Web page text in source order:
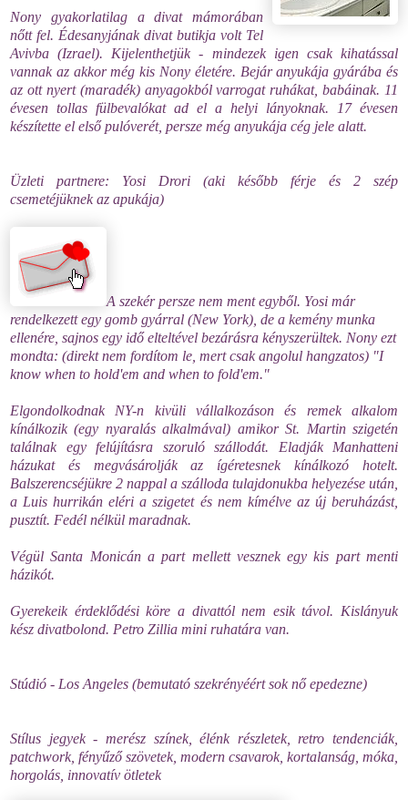
Nony gyakorlatilag a divat mámorában
nőtt fel. Édesanyjának divat butikja volt Tel
Avivba (Izrael). Kijelenthetjük - mindezek igen csak kihatással
vannak az akkor még kis Nony életére. Bejár anyukája gyárába és
az ott nyert (maradék) anyagokból varrogat ruhákat, babáinak. 11
évesen tollas fülbevalókat ad el a helyi lányoknak. 17 évesen
készítette el első pulóverét, persze még anyukája cég jele alatt.
Üzleti partnere: Yosi Drori (aki később férje és 2 szép
csemetéjüknek az apukája)
A szekér persze nem ment egyből. Yosi már
rendelkezett egy gomb gyárral (New York), de a kemény munka
ellenére, sajnos egy idő elteltével bezárásra kényszerültek. Nony ezt
mondta: (direkt nem fordítom le, mert csak angolul hangzatos) "I
know when to hold'em and when to fold'em."
Elgondolkodnak NY-n kivüli vállalkozáson és remek alkalom
kínálkozik (egy nyaralás alkalmával) amikor St. Martin szigetén
találnak egy felújításra szoruló szállodát. Eladják Manhatteni
házukat és megvásárolják az ígéretesnek kínálkozó hotelt.
Balszerencséjükre 2 nappal a szálloda tulajdonukba helyezése után,
a Luis hurrikán eléri a szigetet és nem kímélve az új beruházást,
pusztít. Fedél nélkül maradnak.
Végül Santa Monicán a part mellett vesznek egy kis part menti
házikót.
Gyerekeik érdeklődési köre a divattól nem esik távol. Kislányuk
kész divatbolond. Petro Zillia mini ruhatára van.
Stúdió - Los Angeles (bemutató szekrényéért sok nő epedezne)
Stílus jegyek - merész színek, élénk részletek, retro tendenciák,
patchwork, fényűző szövetek, modern csavarok, kortalanság, móka,
horgolás, innovatív ötletek